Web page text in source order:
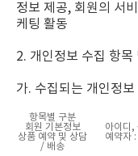
정보 제공, 회원의 서
케팅 활동
2. 개인정보 수집 항목
가. 수집되는 개인정
항목별 구분
회원 기본정보
아이디,
상품 예약 및 상담
/ 배송
예약자